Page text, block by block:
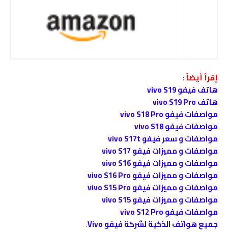
إقرأ أيضاً :
هاتف فيفو vivo S19
هاتف vivo S19 Pro
مواصفات فيفو vivo S18 Pro
مواصفات فيفو vivo S18
مواصفات و سعر فيفو vivo S17t
مواصفات و مميزات فيفو vivo S17
مواصفات و مميزات فيفو vivo S16
مواصفات و مميزات فيفو vivo S16 Pro
مواصفات و مميزات فيفو vivo S15 Pro
مواصفات و مميزات فيفو vivo S15
مواصفات فيفو vivo S12 Pro
جميع هواتف الذكية لشركة فيفو Vivo
.